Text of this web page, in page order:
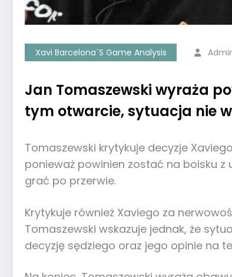
Xavi Barcelona´s Game Analysis
Jan Tomaszewski wyraża
tym otwarcie, sytuacja nie
Tomaszewski krytykuje decyzje
ponieważ powinien zostać na boisku z
grać po przerwie.
Krytykuje również Xaviego za
Tomaszewski wskazuje jednak, że
decyzję sędziego oraz jego opinie na